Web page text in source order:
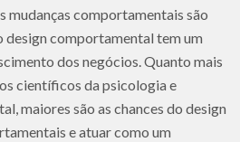
mudanças comportamentais são
design comportamental tem um
dos negócios. Quanto mais
científicos da psicologia e
maiores são as chances do design
e atuar como um